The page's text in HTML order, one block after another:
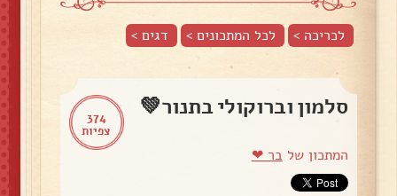
לכריכה > לכל המתכונים > דגים>
374
צפיות
סלמון וברוקולי בתנור💚
המתכון שלבר ❤